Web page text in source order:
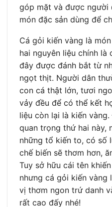
góp mặt và được người
món đặc sản dùng để
Cá gỏi kiến vàng là
hai nguyên liệu chính là
đây được đánh bắt từ
ngọt thịt. Người dân
con cá thật lớn, tươi
vảy đều để có thể kết
liệu còn lại là kiến
quan trọng thứ hai này,
những tổ kiến to, có số
chế biến sẽ thơm hơn,
Tuy sở hữu cái tên
nhưng cá gỏi kiến vàng
vị thơm ngon trứ danh
rất cao đấy nhé!